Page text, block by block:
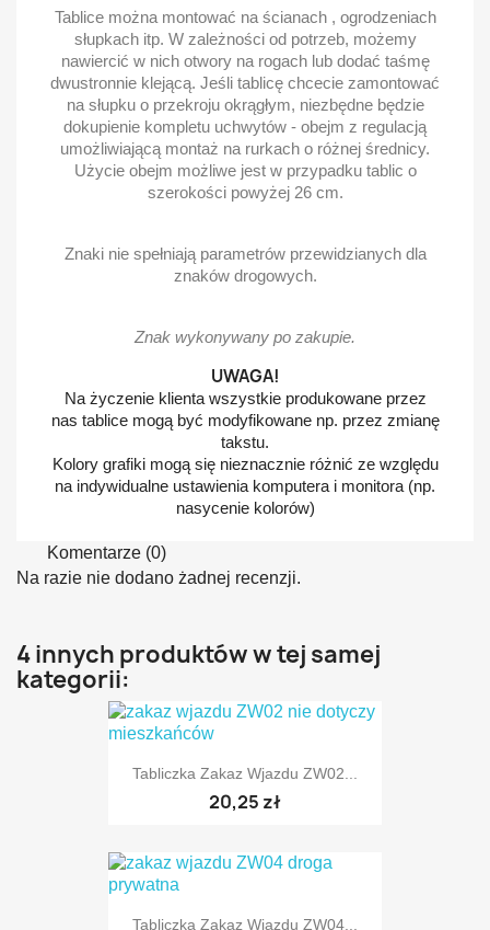
Tablice można montować na ścianach , ogrodzeniach
słupkach itp. W zależności od potrzeb, możemy
nawiercić w nich otwory na rogach lub dodać taśmę
dwustronnie klejącą. Jeśli tablicę chcecie zamontować
na słupku o przekroju okrągłym, niezbędne będzie
dokupienie kompletu uchwytów - obejm z regulacją
umożliwiającą montaż na rurkach o różnej średnicy.
Użycie obejm możliwe jest w przypadku tablic o
szerokości powyżej 26 cm.
Znaki nie spełniają parametrów przewidzianych dla
znaków drogowych.
Znak wykonywany po zakupie.
UWAGA!
Na życzenie klienta wszystkie produkowane przez
nas tablice mogą być modyfikowane np. przez zmianę
takstu.
Kolory grafiki mogą się nieznacznie różnić ze względu
na indywidualne ustawienia komputera i monitora (np.
nasycenie kolorów)
Komentarze (0)
Na razie nie dodano żadnej recenzji.
4 innych produktów w tej samej
kategorii:
Tabliczka Zakaz Wjazdu ZW02...
20,25 zł
Tabliczka Zakaz Wjazdu ZW04...